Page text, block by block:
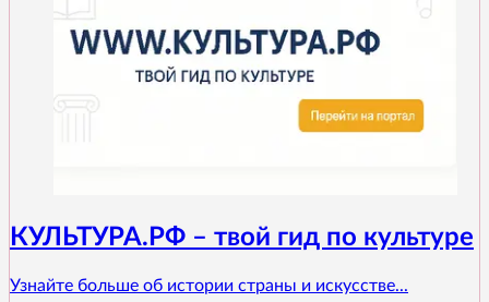
КУЛЬТУРА.РФ – твой гид по культуре
Узнайте больше об истории страны и искусстве...